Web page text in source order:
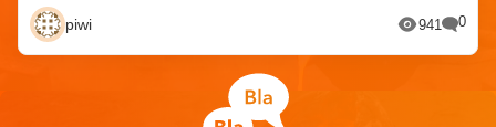
piwi 941 0